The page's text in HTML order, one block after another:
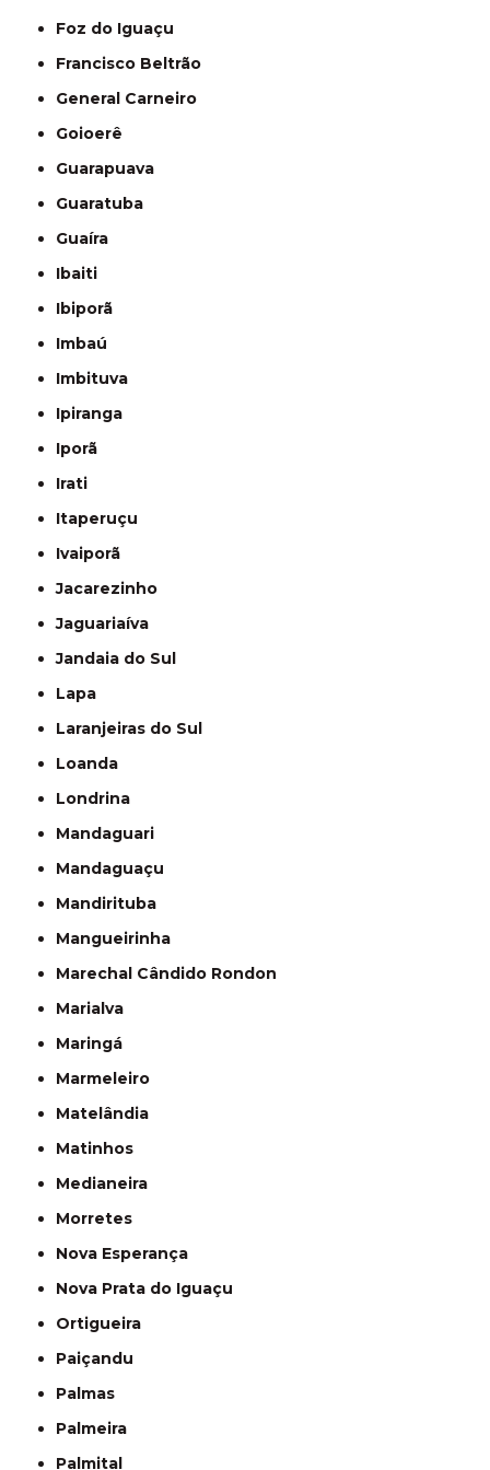
Foz do Iguaçu
Francisco Beltrão
General Carneiro
Goioerê
Guarapuava
Guaratuba
Guaíra
Ibaiti
Ibiporã
Imbaú
Imbituva
Ipiranga
Iporã
Irati
Itaperuçu
Ivaiporã
Jacarezinho
Jaguariaíva
Jandaia do Sul
Lapa
Laranjeiras do Sul
Loanda
Londrina
Mandaguari
Mandaguaçu
Mandirituba
Mangueirinha
Marechal Cândido Rondon
Marialva
Maringá
Marmeleiro
Matelândia
Matinhos
Medianeira
Morretes
Nova Esperança
Nova Prata do Iguaçu
Ortigueira
Paiçandu
Palmas
Palmeira
Palmital